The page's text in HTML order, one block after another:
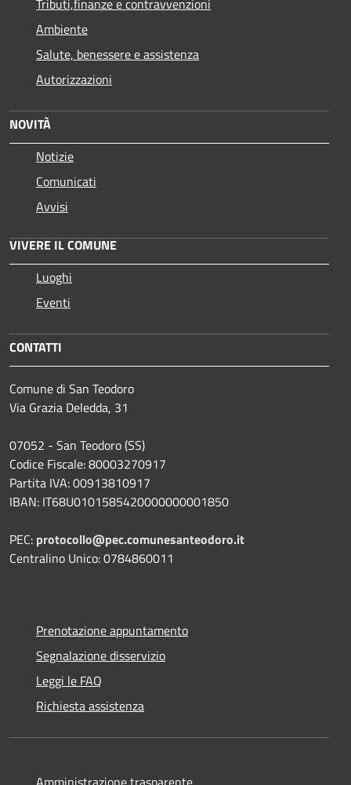
Tributi,finanze e contravvenzioni
Ambiente
Salute, benessere e assistenza
Autorizzazioni
NOVITÀ
Notizie
Comunicati
Avvisi
VIVERE IL COMUNE
Luoghi
Eventi
CONTATTI
Comune di San Teodoro
Via Grazia Deledda, 31
07052 - San Teodoro (SS)
Codice Fiscale: 80003270917
Partita IVA: 00913810917
IBAN: IT68U0101585420000000001850
PEC: protocollo@pec.comunesanteodoro.it
Centralino Unico: 0784860011
Prenotazione appuntamento
Segnalazione disservizio
Leggi le FAQ
Richiesta assistenza